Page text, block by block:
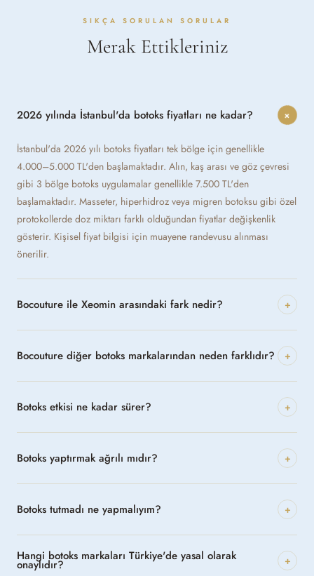
SIKÇA SORULAN SORULAR
Merak Ettikleriniz
2026 yılında İstanbul'da botoks fiyatları ne kadar? +
İstanbul'da 2026 yılı botoks fiyatları tek bölge için genellikle
4.000–5.000 TL'den başlamaktadır. Alın, kaş arası ve göz çevresi
gibi 3 bölge botoks uygulamalar genellikle 7.500 TL'den
başlamaktadır. Masseter, hiperhidroz veya migren botoksu gibi özel
protokollerde doz miktarı farklı olduğundan fiyatlar değişkenlik
gösterir. Kişisel fiyat bilgisi için muayene randevusu alınması
önerilir.
Bocouture ile Xeomin arasındaki fark nedir? +
Bocouture diğer botoks markalarından neden farklıdır? +
Botoks etkisi ne kadar sürer? +
Botoks yaptırmak ağrılı mıdır? +
Botoks tutmadı ne yapmalıyım? +
Hangi botoks markaları Türkiye'de yasal olarak
onaylıdır? +